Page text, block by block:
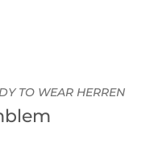
TO WEAR HERREN